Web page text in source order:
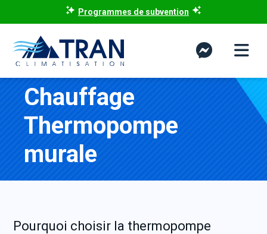
Programmes de subvention
Chauffage
Thermopompe
murale
Pourquoi choisir la thermopompe